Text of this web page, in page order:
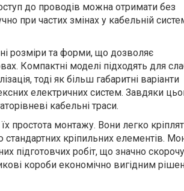
до проводів можна отримати без
при частих змінах у кабельній
розміри та форми, що дозволяє
Компактні моделі підходять для
тоді як більш габаритні варіанти
електричних систем. Завдяки
кабельні траси.
простота монтажу. Вони легко
кріпильних елементів.
підготовчих робіт, що значно
короби економічно вигідним